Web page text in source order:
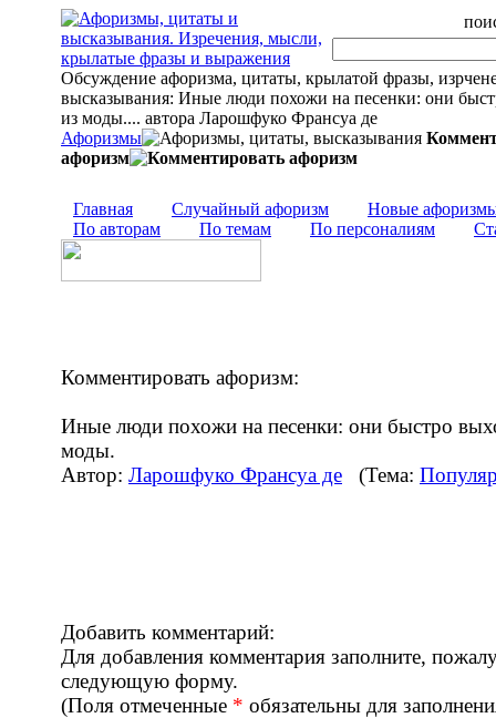
Обсуждение афоризма, цитаты, крылатой фразы,
высказывания: Иные люди похожи на песенки: они
из моды.... автора Ларошфуко Франсуа де
Афоризмы
афоризм
Главная Случайный афоризм
Новые
По авторам
По темам По персоналиям
Комментировать афоризм:
Иные люди похожи на песенки: они быстро
моды.
Автор: Ларошфуко Франсуа де (Тема:
Добавить комментарий:
Для добавления комментария заполните,
следующую форму.
(Поля отмеченные * обязательны для